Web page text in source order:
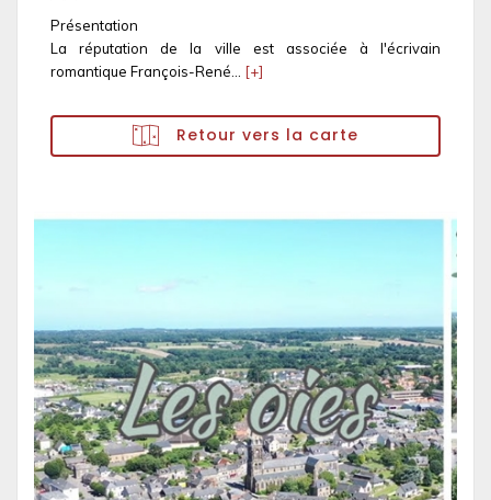
Présentation
La réputation de la ville est associée à l'écrivain
romantique François-René... [+]
Retour vers la carte